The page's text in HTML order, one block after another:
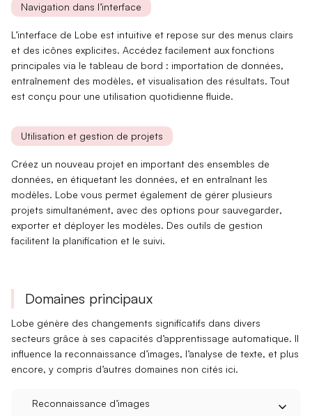
Navigation dans l’interface
L’interface de Lobe est intuitive et repose sur des menus clairs
et des icônes explicites. Accédez facilement aux fonctions
principales via le tableau de bord : importation de données,
entraînement des modèles, etvisualisation des résultats. Tout
est conçu pour une utilisation quotidienne fluide.
Utilisation et gestion de projets
Créez un nouveau projet en important des ensembles de
données, en étiquetant les données, et en entraînant les
modèles. Lobe vous permet également de gérer plusieurs
projets simultanément, avec des options pour sauvegarder,
exporter et déployer les modèles. Des outils de gestion
facilitent la planification et le suivi.
Domaines principaux
Lobe génère des changements significatifs dans divers
secteurs grâce à ses capacités d’apprentissage automatique. Il
influence la reconnaissance d’images, l’analyse de texte, et plus
encore, y compris d’autres domaines non cités ici.
Reconnaissance d’images